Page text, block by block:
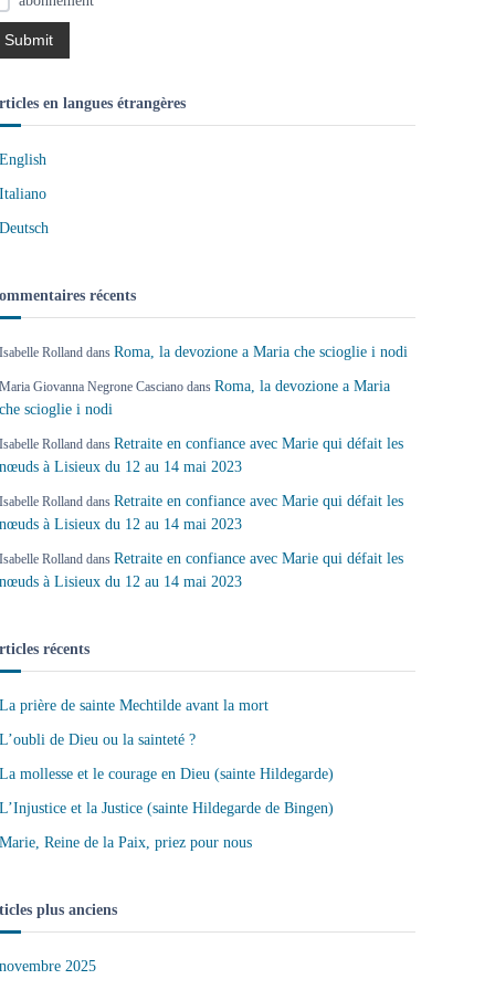
en langues étrangères
English
Italiano
Deutsch
récents
Isabelle Rolland dansRoma, la devozione a Maria che scioglie i nodi
Maria Giovanna Negrone Casciano dansRoma, la devozione a Maria
che scioglie i nodi
Isabelle Rolland dansRetraite en confiance avec Marie qui défait les
nœuds à Lisieux du 12 au 14 mai 2023
Isabelle Rolland dansRetraite en confiance avec Marie qui défait les
nœuds à Lisieux du 12 au 14 mai 2023
Isabelle Rolland dansRetraite en confiance avec Marie qui défait les
nœuds à Lisieux du 12 au 14 mai 2023
récents
La prière de sainte Mechtilde avant la mort
L’oubli de Dieu ou la sainteté ?
La mollesse et le courage en Dieu (sainte Hildegarde)
L’Injustice et la Justice (sainte Hildegarde de Bingen)
Marie, Reine de la Paix, priez pour nous
plus anciens
novembre 2025